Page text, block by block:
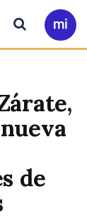
Ir
a
Buscar
de